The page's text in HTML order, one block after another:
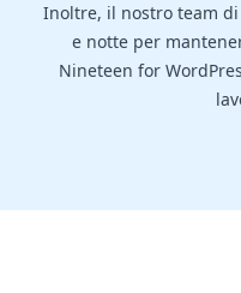
Inoltre, il nostro team
e notte per
Nineteen for